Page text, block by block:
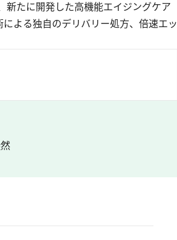
たに開発した高機能エイジングケア
よる独自のデリバリー処方、倍速エッ